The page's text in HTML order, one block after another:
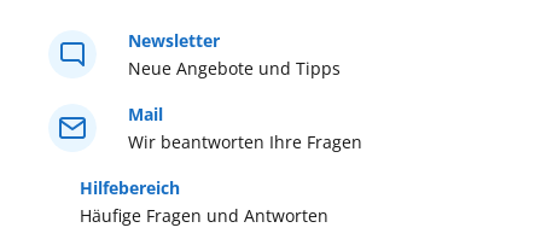
historische Speicherstadt und die
moderne Hafencity mit der
Elbphilharmonie.
Neue Angebote und Tipps
Newsletter
Häufige Fragen und Antworten
Hilfebereich
Wir beantworten Ihre Fragen
Mail